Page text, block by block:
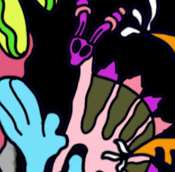
ร ของใช้
สะพาย
ด้ใหญ่ถึง
าท ค่าจัด
100
เป๋าใส่
เป๋าใส่
ย #กระ
วย #ช้อ
หญิง
ใส่ของ หนังสือ เอกสาร ของใช้
ต่างๆ แยกจากระเป๋าสะพาย
สามารถใส่ LAPTOP ได้ใหญ่ถึง
15 นิ้ว ราคา : 1,490 บาท ค่าจัด
ส่ง ลงทะเบียน 70 ems 100
บาท #Handbag #กระเป๋าใส่
โน๊ตบุ๊ค #กระเป๋า#กระเป๋าใส่
เอกสาร #กระเป๋าสะพาย #กระ
เป๋าเเฟชั่น #กระเป๋าสวย #ช้อ
ปออนไลน์#mamadshop
#shoppingonline #thailand
# #กระเป๋าถือของผู้หญิง